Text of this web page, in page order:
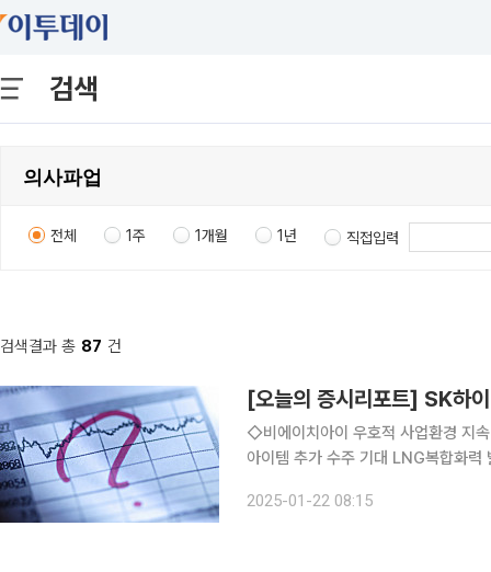
검색
전체 1주 1개월 1년 직접입력
검색결과 총 87 건
◇비에이치아이 우호적 사업환경 지
아이템 추가 수주 기대 LNG복합화력 발전
◇HPSP 4Q24 Preview: 우호적인
2025-01-22 08:15